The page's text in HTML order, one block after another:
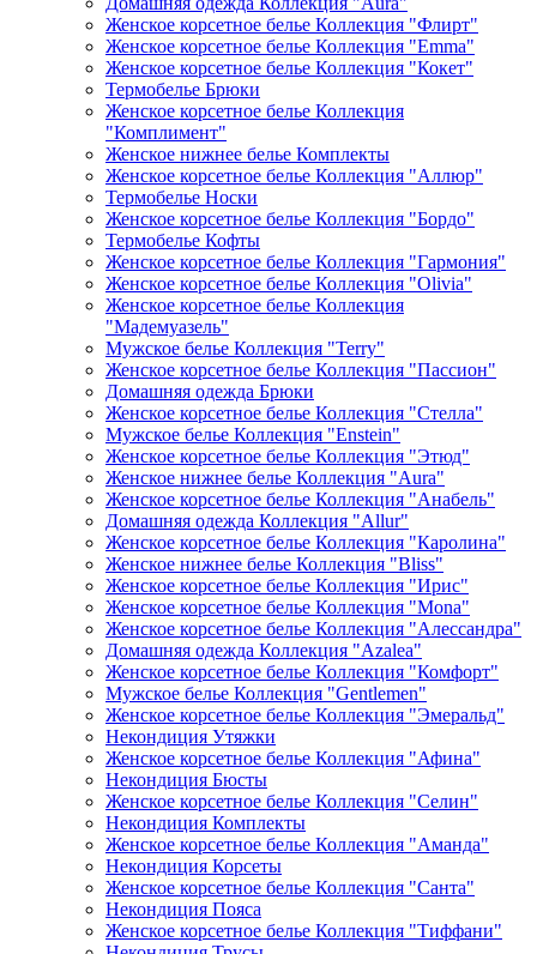
Женское корсетное белье Коллекция "Флирт"
Женское корсетное белье Коллекция "Emma"
Женское корсетное белье Коллекция "Кокет"
Термобелье Брюки
Женское корсетное белье Коллекция
"Комплимент"
Женское нижнее белье Комплекты
Женское корсетное белье Коллекция "Аллюр"
Термобелье Носки
Женское корсетное белье Коллекция "Бордо"
Термобелье Кофты
Женское корсетное белье Коллекция "Гармония"
Женское корсетное белье Коллекция "Olivia"
Женское корсетное белье Коллекция
"Мадемуазель"
Мужское белье Коллекция "Terry"
Женское корсетное белье Коллекция "Пассион"
Домашняя одежда Брюки
Женское корсетное белье Коллекция "Стелла"
Мужское белье Коллекция "Enstein"
Женское корсетное белье Коллекция "Этюд"
Женское нижнее белье Коллекция "Aura"
Женское корсетное белье Коллекция "Анабель"
Домашняя одежда Коллекция "Allur"
Женское корсетное белье Коллекция "Каролина"
Женское нижнее белье Коллекция "Bliss"
Женское корсетное белье Коллекция "Ирис"
Женское корсетное белье Коллекция "Mona"
Женское корсетное белье Коллекция "Алессандра"
Домашняя одежда Коллекция "Azalea"
Женское корсетное белье Коллекция "Комфорт"
Мужское белье Коллекция "Gentlemen"
Женское корсетное белье Коллекция "Эмеральд"
Некондиция Утяжки
Женское корсетное белье Коллекция "Афина"
Некондиция Бюсты
Женское корсетное белье Коллекция "Селин"
Некондиция Комплекты
Женское корсетное белье Коллекция "Аманда"
Некондиция Корсеты
Женское корсетное белье Коллекция "Санта"
Некондиция Пояса
Женское корсетное белье Коллекция "Тиффани"